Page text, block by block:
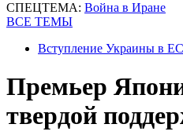
СПЕЦТЕМА: Война в Иране
ВСЕ ТЕМЫ
Вступление Украины в ЕС
Премьер
твердой